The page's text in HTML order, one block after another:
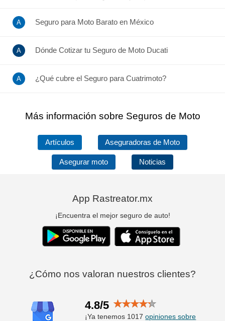
Seguro para Moto Barato en México
Dónde Cotizar tu Seguro de Moto Ducati
¿Qué cubre el Seguro para Cuatrimoto?
Más información sobre Seguros de Moto
Artículos Aseguradoras de Moto
Asegurar moto Noticias
App Rastreator.mx
¡Encuentra el mejor seguro de auto!
¿Cómo nos valoran nuestros clientes?
4.8/5
¡Ya tenemos 1017opiniones sobre